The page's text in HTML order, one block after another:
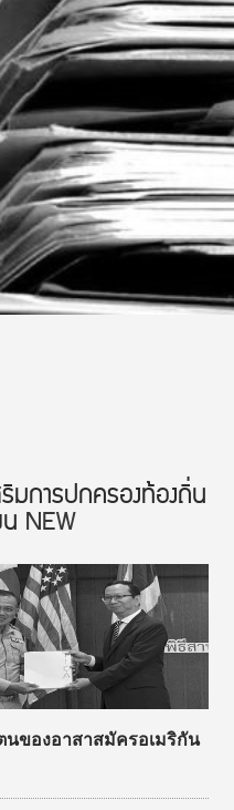
มการปกครองท้องถิ่น
NEW
ของอาสาสมัครอเมริกัน